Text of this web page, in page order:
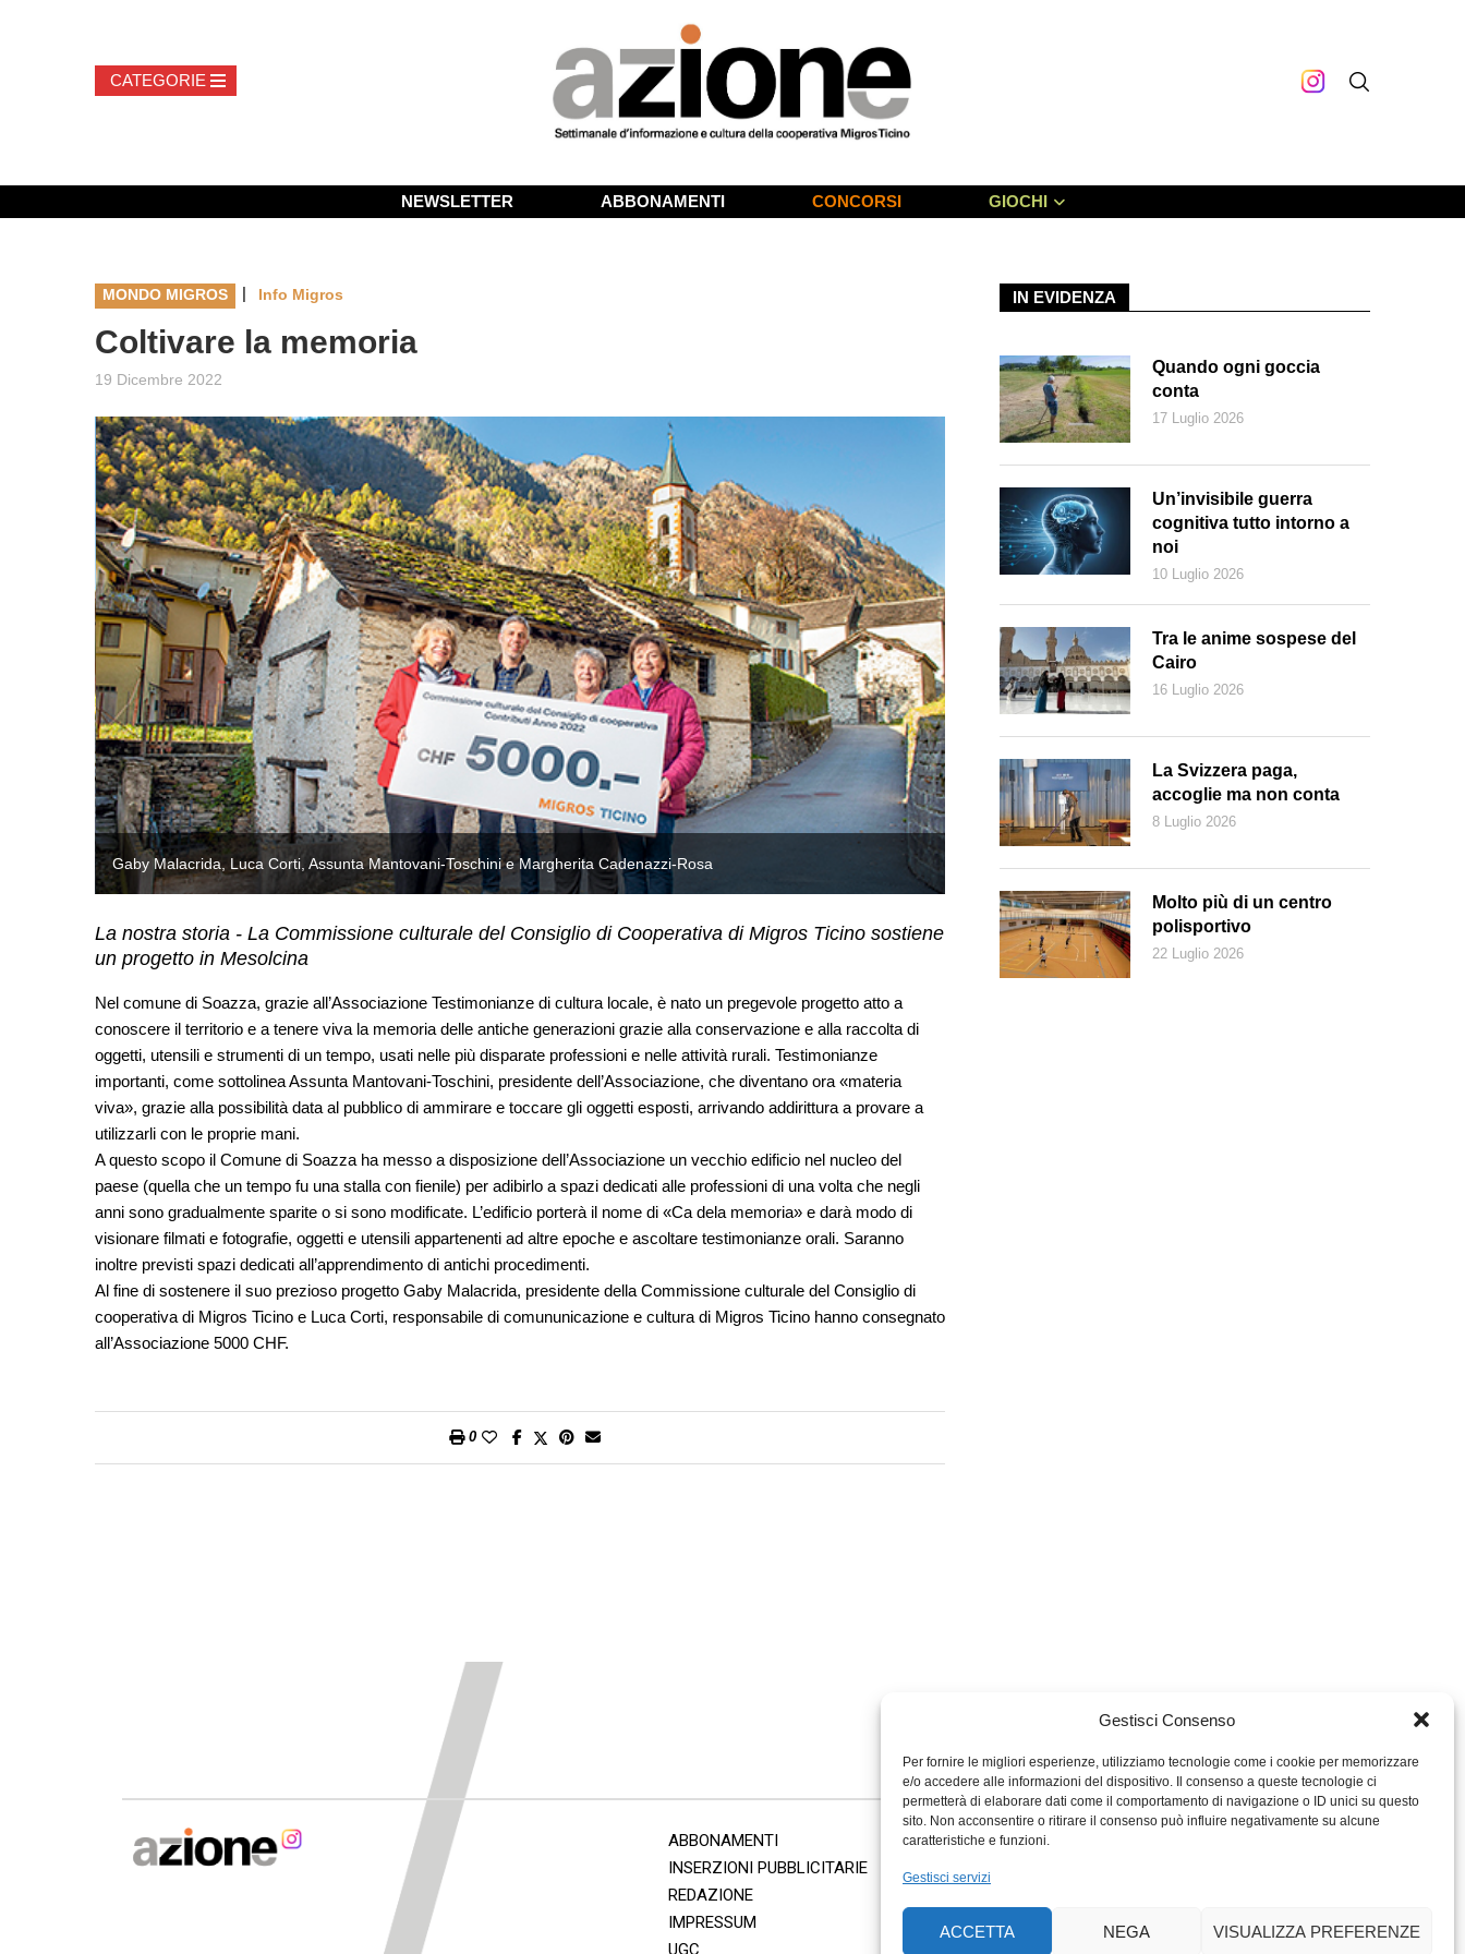
Gestisci Consenso
Per fornire le migliori esperienze, utilizziamo tecnologie come i cookie per memorizzare
e/o accedere alle informazioni del dispositivo. Il consenso a queste tecnologie ci
permetterà di elaborare dati come il comportamento di navigazione o ID unici su questo
sito. Non acconsentire o ritirare il consenso può influire negativamente su alcune
caratteristiche e funzioni.
Gestisci servizi
ACCETTA NEGA VISUALIZZA PREFERENZE
NEWSLETTER ABBONAMENTI CONCORSI GIOCHI
MONDO MIGROS | Info Migros
Coltivare la memoria
19 Dicembre 2022
Gaby Malacrida, Luca Corti, Assunta Mantovani-Toschini e Margherita Cadenazzi-Rosa Gaby Malacrida, Luca Corti, Assunta Mantovani-Toschini e Margherita
La nostra storia - La Commissione culturale del Consiglio di Cooperativa di Migros Ticino sostiene
un progetto in Mesolcina
Nel comune di Soazza, grazie all’Associazione Testimonianze di cultura locale, è nato un pregevole progetto atto a
conoscere il territorio e a tenere viva la memoria delle antiche generazioni grazie alla conservazione e alla raccolta di
oggetti, utensili e strumenti di un tempo, usati nelle più disparate professioni e nelle attività rurali. Testimonianze
importanti, come sottolinea Assunta Mantovani-Toschini, presidente dell’Associazione, che diventano ora «materia
viva», grazie alla possibilità data al pubblico di ammirare e toccare gli oggetti esposti, arrivando addirittura a provare a
utilizzarli con le proprie mani.
A questo scopo il Comune di Soazza ha messo a disposizione dell’Associazione un vecchio edificio nel nucleo del
paese (quella che un tempo fu una stalla con fienile) per adibirlo a spazi dedicati alle professioni di una volta che negli
anni sono gradualmente sparite o si sono modificate. L’edificio porterà il nome di «Ca dela memoria» e darà modo di
visionare filmati e fotografie, oggetti e utensili appartenenti ad altre epoche e ascoltare testimonianze orali. Saranno
inoltre previsti spazi dedicati all’apprendimento di antichi procedimenti.
Al fine di sostenere il suo prezioso progetto Gaby Malacrida, presidente della Commissione culturale del Consiglio di
cooperativa di Migros Ticino e Luca Corti, responsabile di comununicazione e cultura di Migros Ticino hanno consegnato
all’Associazione 5000 CHF.
0
IN EVIDENZA
Quando ogni goccia
conta
17 Luglio 2026
Un’invisibile guerra
cognitiva tutto intorno a
noi
10 Luglio 2026
Tra le anime sospese del
Cairo
16 Luglio 2026
La Svizzera paga,
accoglie ma non conta
8 Luglio 2026
Molto più di un centro
polisportivo
22 Luglio 2026
ABBONAMENTI
INSERZIONI PUBBLICITARIE
REDAZIONE
IMPRESSUM
UGC
MIGROS TICINO
PERCENTO CULTURALE
MIGROS TICINO